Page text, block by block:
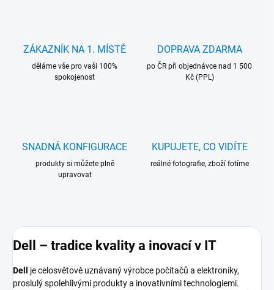
ZÁKAZNÍK NA 1. MÍSTĚ
děláme vše pro vaši 100%
spokojenost
DOPRAVA ZDARMA
po ČR při objednávce nad 1 500
Kč (PPL)
SNADNÁ KONFIGURACE
produkty si můžete plně
upravovat
KUPUJETE, CO VIDÍTE
reálné fotografie, zboží fotíme
Dell – tradice kvality a inovací v IT
Dell
je celosvětově uznávaný výrobce počítačů a elektroniky,
proslulý spolehlivými produkty a inovativními technologiemi.